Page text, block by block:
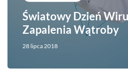
Światowy Dzień
Zapalenia Wątroby
28 lipca 2018